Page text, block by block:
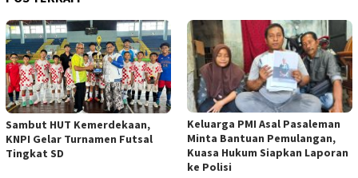
Sambut HUT Kemerdekaan,
KNPI Gelar Turnamen Futsal
Tingkat SD
Keluarga PMI Asal Pasaleman
Minta Bantuan Pemulangan,
Kuasa Hukum Siapkan Laporan
ke Polisi